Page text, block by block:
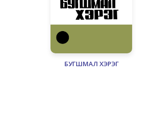
БУГШМАЛ ХЭРЭГ